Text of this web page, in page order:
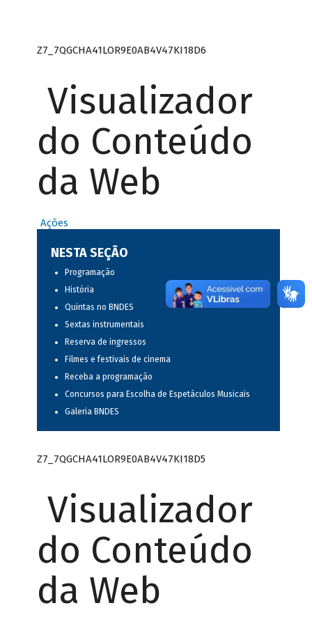
Z7_7QGCHA41LOR9E0AB4V47KI18D6
Visualizador
do Conteúdo
da Web
Ações
NESTA SEÇÃO
Programação
História
Quintas no BNDES
Sextas instrumentais
Reserva de ingressos
Filmes e festivais de cinema
Receba a programação
Concursos para Escolha de Espetáculos Musicais
Galeria BNDES
Z7_7QGCHA41LOR9E0AB4V47KI18D5
Visualizador
do Conteúdo
da Web